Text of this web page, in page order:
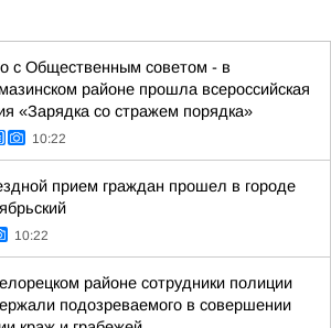
с Общественным советом - в
районе прошла всероссийская
«Зарядка со стражем порядка»
10:22
прием граждан прошел в городе
10:22
районе сотрудники полиции
подозреваемого в совершении